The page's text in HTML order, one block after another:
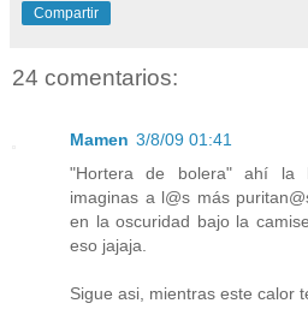
Compartir
24 comentarios:
Mamen 3/8/09 01:41
"Hortera de bolera" ahí la
imaginas a l@s más
en la oscuridad bajo la
eso jajaja.
Sigue asi, mientras este calor